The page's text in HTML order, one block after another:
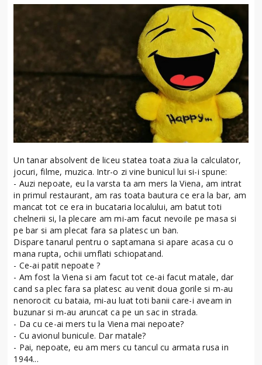
Un tanar absolvent de liceu statea toata ziua la calculator,
jocuri, filme, muzica. Intr-o zi vine bunicul lui si-i spune:
- Auzi nepoate, eu la varsta ta am mers la Viena, am intrat
in primul restaurant, am ras toata bautura ce era la bar, am
mancat tot ce era in bucataria localului, am batut toti
chelnerii si, la plecare am mi-am facut nevoile pe masa si
pe bar si am plecat fara sa platesc un ban.
Dispare tanarul pentru o saptamana si apare acasa cu o
mana rupta, ochii umflati schiopatand.
- Ce-ai patit nepoate ?
- Am fost la Viena si am facut tot ce-ai facut matale, dar
cand sa plec fara sa platesc au venit doua gorile si m-au
nenorocit cu bataia, mi-au luat toti banii care-i aveam in
buzunar si m-au aruncat ca pe un sac in strada.
- Da cu ce-ai mers tu la Viena mai nepoate?
- Cu avionul bunicule. Dar matale?
- Pai, nepoate, eu am mers cu tancul cu armata rusa in
1944...